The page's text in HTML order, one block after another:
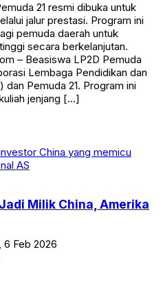
21 resmi dibuka untuk
jalur prestasi. Program ini
pemuda daerah untuk
secara berkelanjutan.
– Beasiswa LP2D Pemuda
Lembaga Pendidikan dan
dan Pemuda 21. Program ini
jenjang […]
Milik China, Amerika
Feb 2026